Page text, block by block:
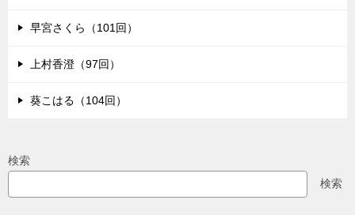
早宮さくら（101回）
上村香澄（97回）
葵こはる（104回）
検索
検索